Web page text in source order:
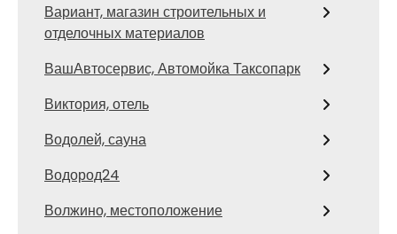
Вариант, магазин строительных и
отделочных материалов
ВашАвтосервис, Автомойка Таксопарк
Виктория, отель
Водолей, сауна
Водород24
Волжино, местоположение